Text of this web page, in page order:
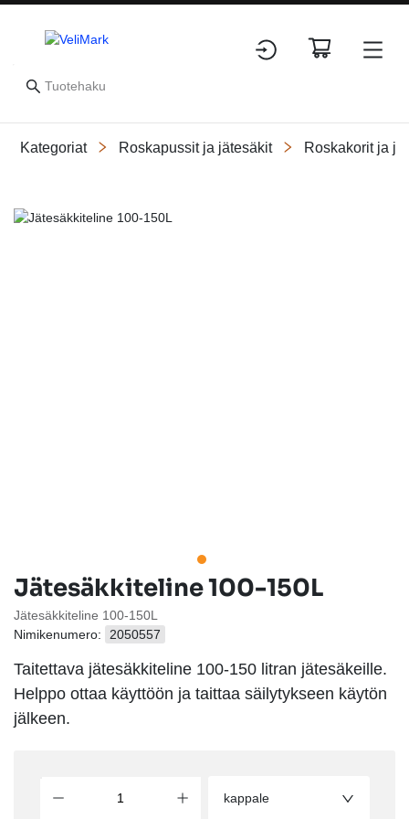
Kategoriat Roskapussit ja jätesäkit Roskakorit ja
Slide 1 of 1
Jätesäkkiteline 100-150L
Jätesäkkiteline 100-150L
Nimikenumero:
2050557
Taitettava jätesäkkiteline 100-150 litran jätesäkeille.
Helppo ottaa käyttöön ja taittaa säilytykseen käytön
jälkeen.
kappale